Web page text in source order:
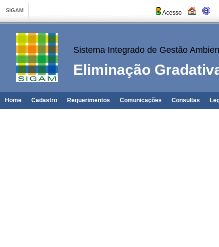
Acesso
Sistema Integrado de Gestão
Eliminação
Home Cadastro Requerimentos Comunicações Consultas